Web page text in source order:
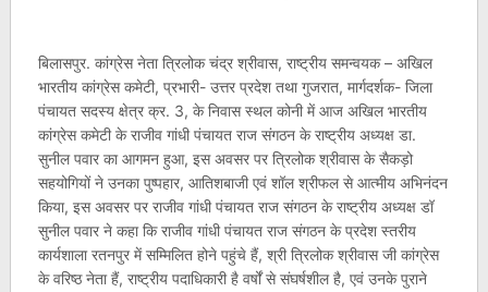
बिलासपुर. कांग्रेस नेता त्रिलोक चंद्र श्रीवास, राष्ट्रीय समन्वयक – अखिल
भारतीय कांग्रेस कमेटी, प्रभारी- उत्तर प्रदेश तथा गुजरात, मार्गदर्शक- जिला
पंचायत सदस्य क्षेत्र क्र. 3, के निवास स्थल कोनी में आज अखिल भारतीय
कांग्रेस कमेटी के राजीव गांधी पंचायत राज संगठन के राष्ट्रीय अध्यक्ष डा.
सुनील पवार का आगमन हुआ, इस अवसर पर त्रिलोक श्रीवास के सैकड़ो
सहयोगियों ने उनका पुष्पहार, आतिशबाजी एवं शॉल श्रीफल से आत्मीय अभिनंदन
किया, इस अवसर पर राजीव गांधी पंचायत राज संगठन के राष्ट्रीय अध्यक्ष डॉ
सुनील पवार ने कहा कि राजीव गांधी पंचायत राज संगठन के प्रदेश स्तरीय
कार्यशाला रतनपुर में सम्मिलित होने पहुंचे हैं, श्री त्रिलोक श्रीवास जी कांग्रेस
के वरिष्ठ नेता हैं, राष्ट्रीय पदाधिकारी है वर्षों से संघर्षशील है, एवं उनके पुराने